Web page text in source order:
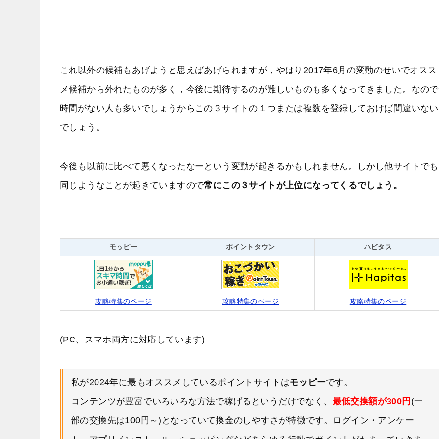
これ以外の候補もあげようと思えばあげられますが，やはり2017年6月の変動のせいでオスス
メ候補から外れたものが多く，今後に期待するのが難しいものも多くなってきました。なので
時間がない人も多いでしょうからこの３サイトの１つまたは複数を登録しておけば間違いない
でしょう。
今後も以前に比べて悪くなったなーという変動が起きるかもしれません。しかし他サイトでも
同じようなことが起きていますので常にこの３サイトが上位になってくるでしょう。
モッピー ポイントタウン ハピタス
攻略特集のページ 攻略特集のページ 攻略特集のページ
(PC、スマホ両方に対応しています)
私が2024年に最もオススメしているポイントサイトはモッピーです。
コンテンツが豊富でいろいろな方法で稼げるというだけでなく、 最低交換額が300円 (一
部の交換先は100円～)となっていて換金のしやすさが特徴です。ログイン・アンケー